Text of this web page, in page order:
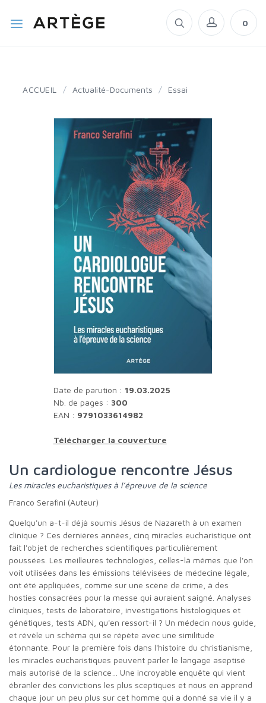
0
ACCUEIL / Actualité-Documents / Essai
Date de parution : 19.03.2025
Nb. de pages : 300
EAN : 9791033614982
Télécharger la couverture
Un cardiologue rencontre Jésus
Les miracles eucharistiques à l’épreuve de la science
Franco Serafini (Auteur)
Quelqu'un a-t-il déjà soumis Jésus de Nazareth à un examen
clinique ? Ces dernières années, cinq miracles eucharistique ont
fait l'objet de recherches scientifiques particulièrement
poussées. Les meilleures technologies, celles-là mêmes que l'on
voit utilisées dans les émissions télévisées de médecine légale,
ont été appliquées, comme sur une scène de crime, à des
hosties consacrées pour la messe qui auraient saigné. Analyses
cliniques, tests de laboratoire, investigations histologiques et
génétiques, tests ADN, qu'en ressort-il ? Un médecin nous guide,
et révèle un schéma qui se répète avec une similitude
étonnante. Pour la première fois dans l'histoire du christianisme,
les miracles eucharistiques peuvent parler le langage aseptisé
mais autorisé de la science… Une incroyable enquête qui vient
ébranler des convictions les plus sceptiques et nous en apprend
chaque jour un peu plus sur cet homme qui a donné sa vie il y a